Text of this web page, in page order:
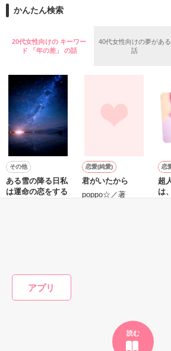
アプリ
読む
2026.6.5～2026.7.25
＊以前、公開していた話の改稿版です＊
作品を読む
めた、同期で恋人の石垣守（26）がいる
いた。
守と由羅から『便利屋雛子』と馬鹿にさ
た上、同居まで提案してきて──？
鷹哉『宜しくな、俺の雛子』🦅
雛子『俺の……ひぃ、雛子？！！！』🐥
シゴデキで冷徹な上司が見せる素顔は、
て……🐥💓🦅
※表紙も作中使用の画像も全てフリー素
※執筆期間2026.6.3〜7.20完結です。
かんたん検索
20代女性向けの キーワー
ド 「年の差」 の話
40代女性向けの夢がある
話
その他
ある雪の降る日私
は運命の恋をする
恋愛(純愛)
君がいたから
poppo☆／著
恋
超
は